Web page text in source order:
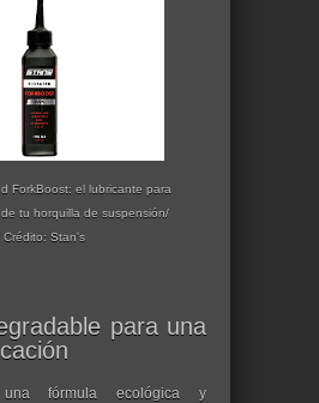
ForkBoost: el lubricante para
tu horquilla de suspensión/
Crédito: Stan's
para una
fórmula ecológica y